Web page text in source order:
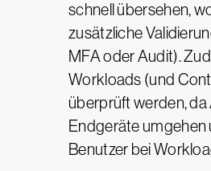
schnell übersehen,
zusätzliche
MFA oder Audit).
Workloads (und
überprüft werden,
Endgeräte umgehen
Benutzer bei